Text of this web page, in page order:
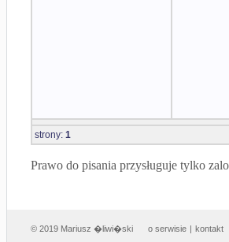
strony: 1
Prawo do pisania przysługuje tylko
© 2019 Mariusz �liwi�ski o serwisie | kontakt